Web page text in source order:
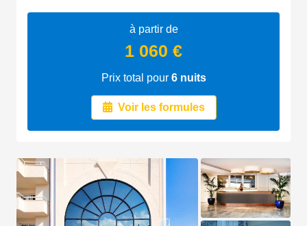
à partir de
1 060 €
Prix total pour 6nuits
Voir les formules